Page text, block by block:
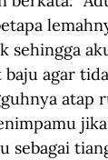
sehingga
baju agar
atap
sebagai